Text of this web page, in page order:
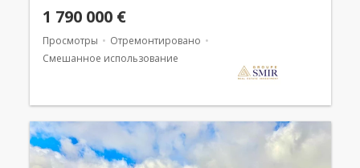
1 790 000 €
Просмотры
Отремонтировано
Смешанное использование